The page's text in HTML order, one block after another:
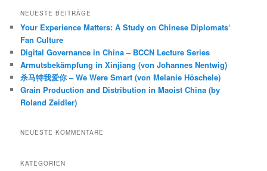
h
n
NEUESTE BEITRÄGE
Your Experience Matters: A Study on Chinese Diplomats‘
Fan Culture
Digital Governance in China – BCCN Lecture Series
Armutsbekämpfung in Xinjiang (von Johannes Nentwig)
杀马特我爱你 – We Were Smart (von Melanie Höschele)
Grain Production and Distribution in Maoist China (by
Roland Zeidler)
NEUESTE KOMMENTARE
KATEGORIEN